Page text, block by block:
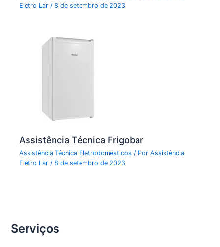
Eletro Lar /8 de setembro de 2023
Assistência Técnica Frigobar
Assistência Técnica Eletrodomésticos / PorAssistência
Eletro Lar /8 de setembro de 2023
Serviços